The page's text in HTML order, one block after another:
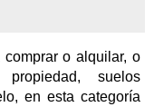
o alquilar, o
suelos
en esta categoría